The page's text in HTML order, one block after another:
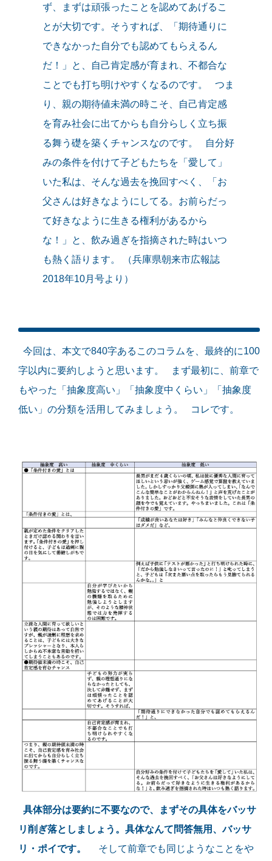
ず、まずは頑張ったことを認めてあげるこ
とが大切です。そうすれば、「期待通りに
できなかった自分でも認めてもらえるん
だ！」と、自己肯定感が育まれ、不都合な
ことでも打ち明けやすくなるのです。 つま
り、親の期待値未満の時こそ、自己肯定感
を育み社会に出てからも自分らしく立ち振
る舞う礎を築くチャンスなのです。 自分好
みの条件を付けて子どもたちを「愛して」
いた私は、そんな過去を挽回すべく、「お
父さんは好きなようにしてる。お前らだっ
て好きなように生きる権利があるから
な！」と、飲み過ぎを指摘された時はいつ
も熱く語ります。 （兵庫県朝来市広報誌
2018年10月号より）
今回は、本文で840字あるこのコラムを、最終的に100
字以内に要約しようと思います。 まず最初に、前章で
もやった「抽象度高い」「抽象度中くらい」「抽象度
低い」の分類を活用してみましょう。 コレです。
具体部分は要約に不要なので、まずその具体をバッサ
リ削ぎ落としましょう。具体なんて問答無用、バッサ
リ・ポイです。
そして前章でも同じようなことをや